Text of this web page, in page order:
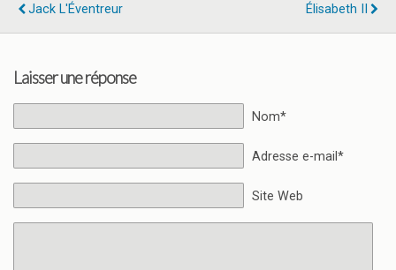
Jack L'Éventreur
Élisabeth II
Laisser une réponse
Nom*
Adresse e-mail*
Site Web